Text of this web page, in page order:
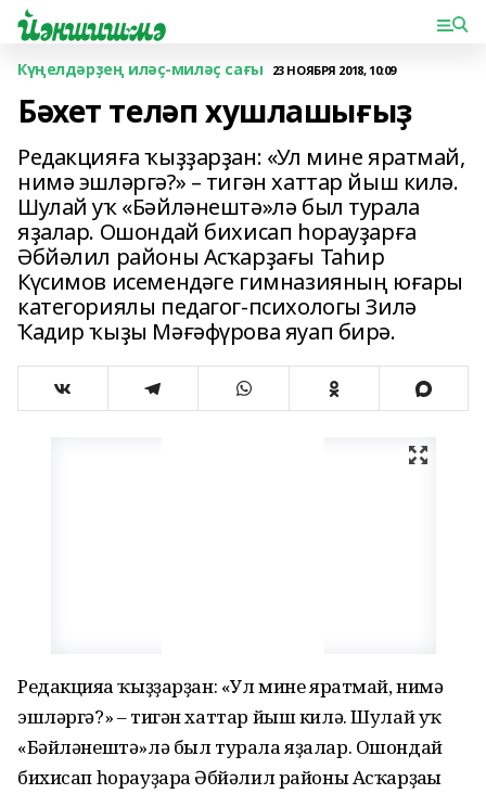
Күңелдәрҙең иләҫ-миләҫ сағы 23 НОЯБРЯ 2018, 10:09
Бәхет теләп хушлашығыҙ
Редакцияға ҡыҙҙарҙан: «Ул мине яратмай,
нимә эшләргә?» – тигән хаттар йыш килә.
Шулай уҡ «Бәйләнештә»лә был турала
яҙалар. Ошондай бихисап һорауҙарға
Әбйәлил районы Асҡарҙағы Таһир
Күсимов исемендәге гимназияның юғары
категориялы педагог-психологы Зилә
Ҡадир ҡыҙы Мәғәфүрова яуап бирә.
Редакцияға ҡыҙҙарҙан: «Ул мине яратмай, нимә
эшләргә?» – тигән хаттар йыш килә. Шулай уҡ
«Бәйләнештә»лә был турала яҙалар. Ошондай
бихисап һорауҙарға Әбйәлил районы Асҡарҙағы